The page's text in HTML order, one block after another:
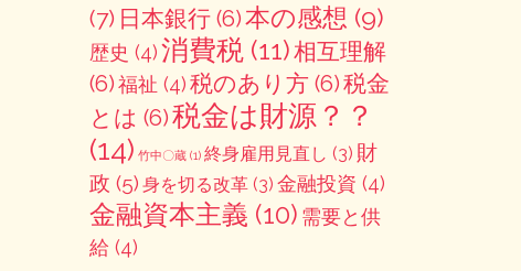
(7) 日本銀行(6)本の感想 (9)
歴史 (4)消費税(11)相互理解
(6)福祉 (4)税のあり方(6)税金
とは (6)税金は財源？？
(14) 竹中〇蔵(1) 終身雇用見直し (3) 財
政 (5) 身を切る改革(3) 金融投資 (4)
金融資本主義 (10) 需要と供
給 (4)